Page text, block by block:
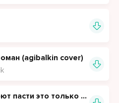
(agibalkin cover)
И пусть все закроют пасти это только наш роман